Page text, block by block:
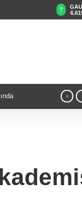
hakkında dava ‹